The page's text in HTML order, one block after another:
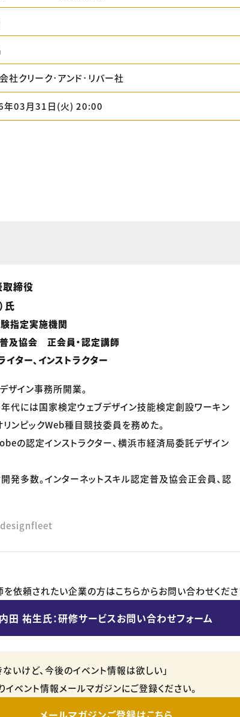
社クリーク･アンド･リバー社
年03月31日(火) 20:00
締役
氏
指定実施機関
及協会 正会員・認定講師
イター、インストラクター
イン事務所開業。
代には国家検定ウェブデザイン技能検定創設ワーキン
ンピックWeb種目競技委員を務めた。
の認定インストラクター、横浜市経済局委託デザイン
発多数。インターネットスキル認定普及協会正会員、認
依頼されたい企業の方はこちらからお問い合わせくださ
内田 祐生氏：研修サービスお問い合わせフォーム
いけど、今後のイベント情報は欲しい」
ベント情報メールマガジンにご登録ください。